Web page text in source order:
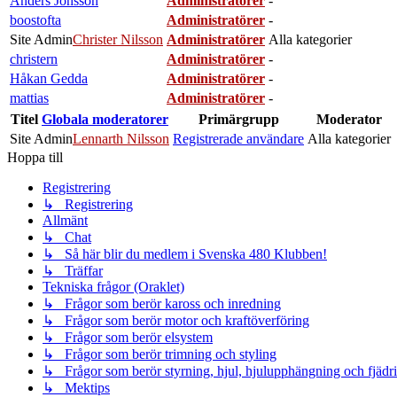
boostofta
Administratörer -
Site AdminChrister Nilsson Administratörer Alla kategorier
christern
Administratörer -
Håkan Gedda
Administratörer -
mattias
Administratörer -
Titel Globala moderatorer Primärgrupp
Moderator
Site AdminLennarth Nilsson Registrerade användare Alla kategorier
Hoppa till
Registrering
↳ Registrering
Allmänt
↳ Chat
↳ Så här blir du medlem i Svenska 480 Klubben!
↳ Träffar
Tekniska frågor (Oraklet)
↳ Frågor som berör kaross och inredning
↳ Frågor som berör motor och kraftöverföring
↳ Frågor som berör elsystem
↳ Frågor som berör trimning och styling
↳ Frågor som berör styrning, hjul, hjulupphängning och
↳ Mektips